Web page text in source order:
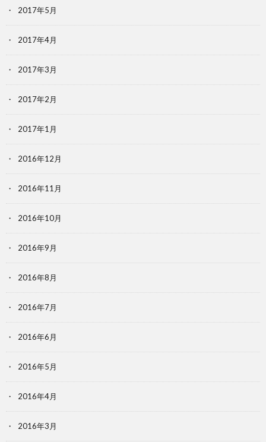
2017年5月
2017年4月
2017年3月
2017年2月
2017年1月
2016年12月
2016年11月
2016年10月
2016年9月
2016年8月
2016年7月
2016年6月
2016年5月
2016年4月
2016年3月